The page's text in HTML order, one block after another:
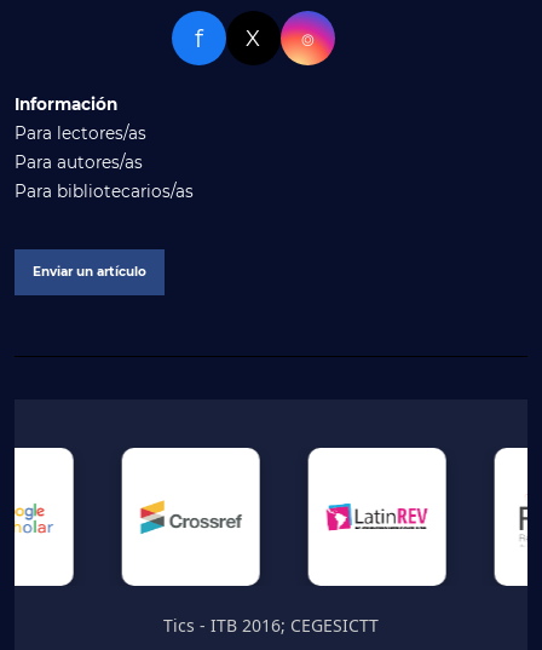
f X ⌾
Información
Para lectores/as
Para autores/as
Para bibliotecarios/as
Enviar un artículo
Tics - ITB 2016; CEGESICTT